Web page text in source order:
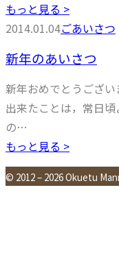
もっと見る >
2014.01.04ごあいさつ
新年のあいさつ
新年おめでとうござ
出来たことは，常日
の…
もっと見る >
© 2012 – 2026 Okuetu